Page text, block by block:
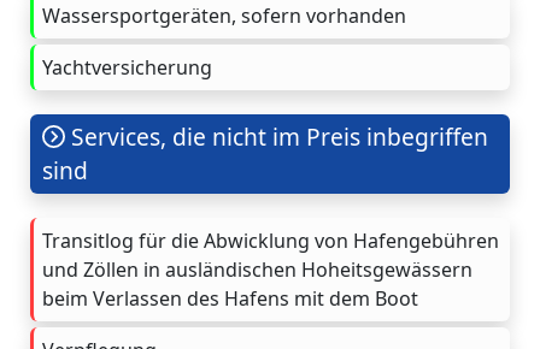
Wassersportgeräten, sofern vorhanden
Yachtversicherung
Services, die nicht im Preis inbegriffen
sind
Transitlog für die Abwicklung von Hafengebühren
und Zöllen in ausländischen Hoheitsgewässern
beim Verlassen des Hafens mit dem Boot